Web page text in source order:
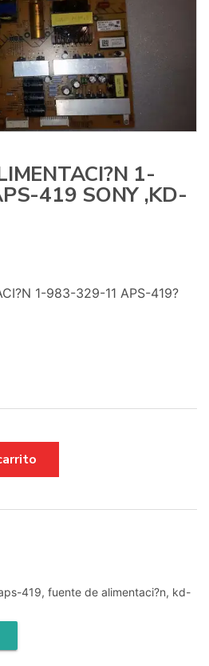
1-
419 SONY ,KD-
1-983-329-11 APS-419?
419, fuente de alimentaci?n, kd-